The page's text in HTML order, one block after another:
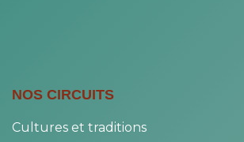
NOS CIRCUITS
Cultures et traditions